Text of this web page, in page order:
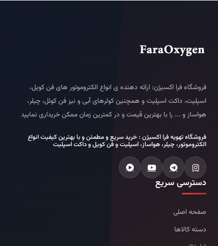
فروشگاه فرا اکسیژن: ارائه دهنده ی انواع الکتروموتور های فن کویل،
اسپلیت، داکت اسپلیت و همچنین کولرهای آبی و نیز فن کوئل، چیلر،
هواساز و ... را با بهترین قیمت و در کمترین زمان ممکن خریداری نمایید
فروشگاه تهویه فرا اکسیژن : خرید سریع و مطمئن و با بهترین کیفیت انواع
الکتروموتور، چیلر، هواساز، اسپلیت و فن کویل و داکت اسپلیت
دسترسی سریع
صفحه اصلی
دسته کالاها